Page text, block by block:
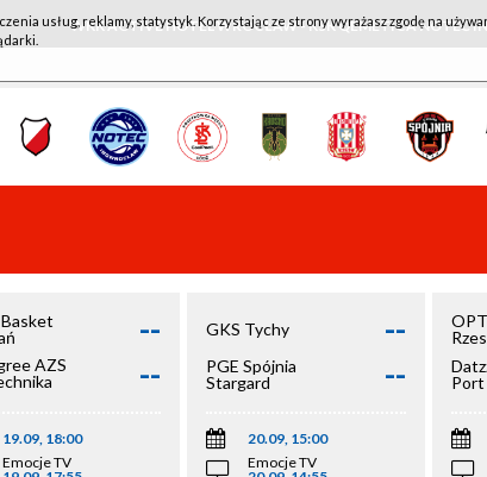
WKK ACTIVE HOTEL WROCŁAW - KSK QEMETICA NOTEĆ
--
AZS
--
19.09, 18:00
Emocje TV
GKS Tychy --
PGE Spójnia
Stargard
--
20.09, 15:00
Emocje TV
Port
usług, reklamy, statystyk. Korzystając ze strony wyrażasz zgodę na